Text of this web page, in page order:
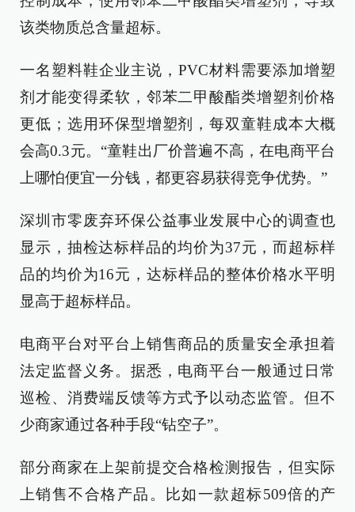
该类物质总含量超标。
一名塑料鞋企业主说，PVC材料需要添加增塑
剂才能变得柔软，邻苯二甲酸酯类增塑剂价格
更低；选用环保型增塑剂，每双童鞋成本大概
会高0.3元。“童鞋出厂价普遍不高，在电商平台
上哪怕便宜一分钱，都更容易获得竞争优势。”
深圳市零废弃环保公益事业发展中心的调查也
显示，抽检达标样品的均价为37元，而超标样
品的均价为16元，达标样品的整体价格水平明
显高于超标样品。
电商平台对平台上销售商品的质量安全承担着
法定监督义务。据悉，电商平台一般通过日常
巡检、消费端反馈等方式予以动态监管。但不
少商家通过各种手段“钻空子”。
部分商家在上架前提交合格检测报告，但实际
上销售不合格产品。比如一款超标509倍的产